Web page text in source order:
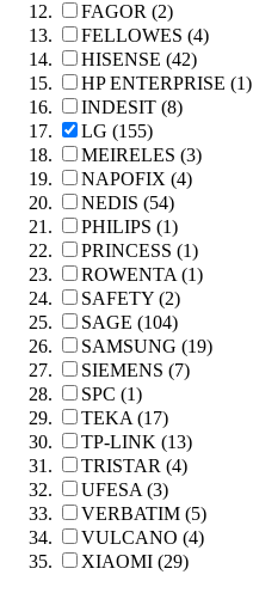
FAGOR (2)
FELLOWES (4)
HISENSE (42)
HP ENTERPRISE (1)
INDESIT (8)
LG (155)
MEIRELES (3)
NAPOFIX (4)
NEDIS (54)
PHILIPS (1)
PRINCESS (1)
ROWENTA (1)
SAFETY (2)
SAGE (104)
SAMSUNG (19)
SIEMENS (7)
SPC (1)
TEKA (17)
TP-LINK (13)
TRISTAR (4)
UFESA (3)
VERBATIM (5)
VULCANO (4)
XIAOMI (29)